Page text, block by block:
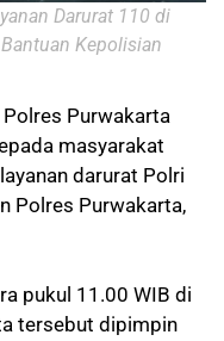
Darurat 110 di
Kepolisian
Purwakarta
masyarakat
darurat Polri
Polres Purwakarta,
pukul 11.00 WIB di
tersebut dipimpin